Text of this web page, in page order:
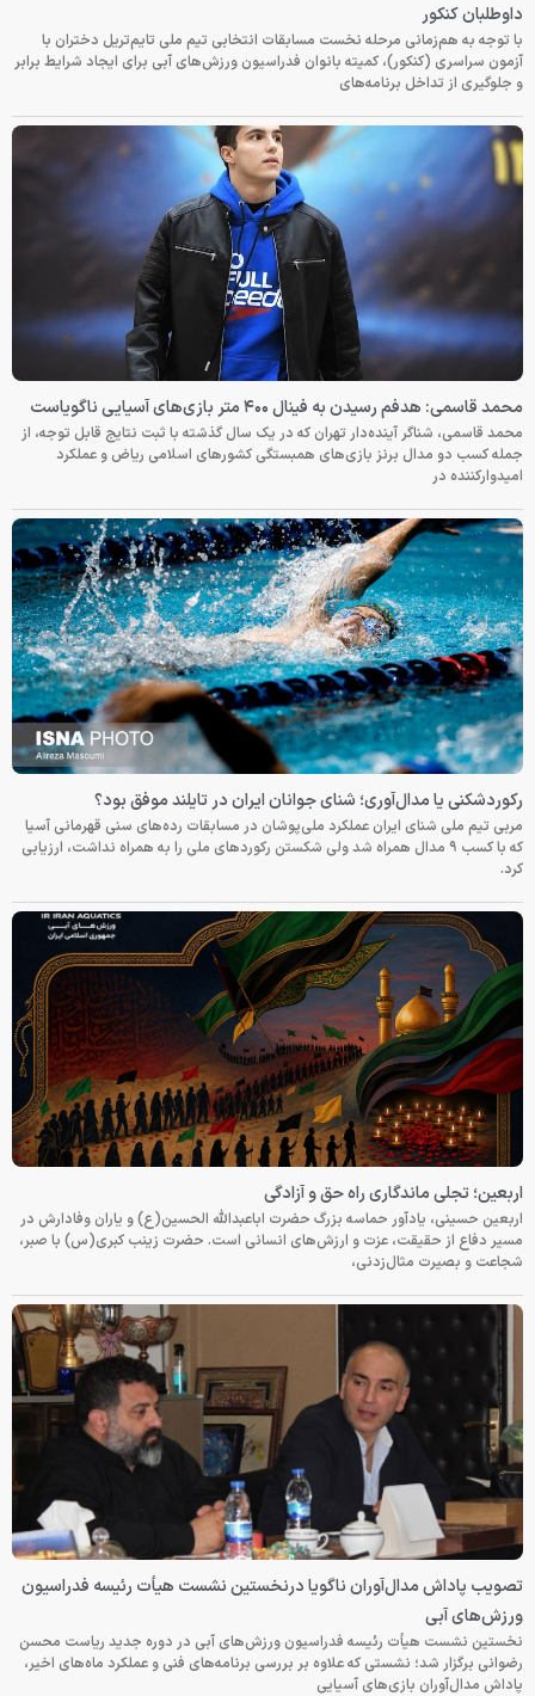
داوطلبان کنکور
با توجه به هم‌زمانی مرحله نخست مسابقات انتخابی تیم ملی تایم‌تریل دختران با
آزمون سراسری (کنکور)، کمیته بانوان فدراسیون ورزش‌های آبی برای ایجاد شرایط برابر
و جلوگیری از تداخل برنامه‌های
محمد قاسمی: هدفم رسیدن به فینال ۴۰۰ متر بازی‌های آسیایی ناگویاست
محمد قاسمی، شناگر آینده‌دار تهران که در یک سال گذشته با ثبت نتایج قابل توجه، از
جمله کسب دو مدال برنز بازی‌های همبستگی کشورهای اسلامی ریاض و عملکرد
امیدوارکننده در
رکوردشکنی یا مدال‌آوری؛ شنای جوانان ایران در تایلند موفق بود؟
مربی تیم ملی شنای ایران عملکرد ملی‌پوشان در مسابقات رده‌های سنی قهرمانی آسیا
که با کسب ۹ مدال همراه شد ولی شکستن رکوردهای ملی را به همراه نداشت، ارزیابی
کرد.
اربعین؛ تجلی ماندگاری راه حق و آزادگی
اربعین حسینی، یادآور حماسه بزرگ حضرت اباعبدالله الحسین(ع) و یاران وفادارش در
مسیر دفاع از حقیقت، عزت و ارزش‌های انسانی است. حضرت زینب کبری(س) با صبر،
شجاعت و بصیرت مثال‌زدنی،
تصویب پاداش مدال‌آوران ناگویا درنخستین نشست هیأت رئیسه فدراسیون
ورزش‌های آبی
نخستین نشست هیأت رئیسه فدراسیون ورزش‌های آبی در دوره جدید ریاست محسن
رضوانی برگزار شد؛ نشستی که علاوه بر بررسی برنامه‌های فنی و عملکرد ماه‌های اخیر،
پاداش مدال‌آوران بازی‌های آسیایی